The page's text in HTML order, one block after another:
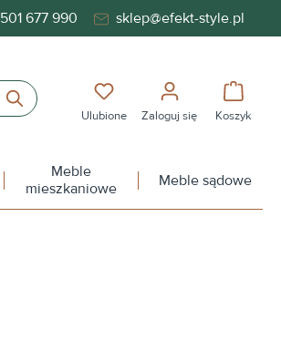
501 677 990 sklep@efekt-style.pl
Masz 0 przedmioty na
Ulubione Zaloguj się Koszyk
Meble
mieszkaniowe
Meble sądowe